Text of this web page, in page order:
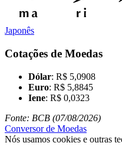
Japonês
Cotações de Moedas
Dólar: R$ 5,0908
Euro: R$ 5,8845
Iene: R$ 0,0323
Fonte: BCB (07/08/2026)
Conversor de Moedas
Nós usamos cookies e outras